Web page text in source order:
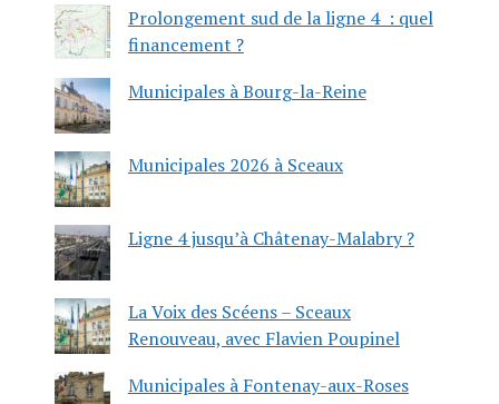
Prolongement sud de la ligne 4 : quel
financement ?
Municipales à Bourg-la-Reine
Municipales 2026 à Sceaux
Ligne 4 jusqu’à Châtenay-Malabry ?
La Voix des Scéens – Sceaux
Renouveau, avec Flavien Poupinel
Municipales à Fontenay-aux-Roses